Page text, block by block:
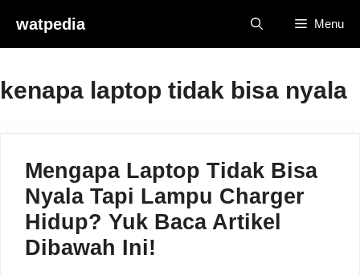
content
watpedia Menu
kenapa laptop tidak bisa nyala
Mengapa Laptop Tidak Bisa
Nyala Tapi Lampu Charger
Hidup? Yuk Baca Artikel
Dibawah Ini!